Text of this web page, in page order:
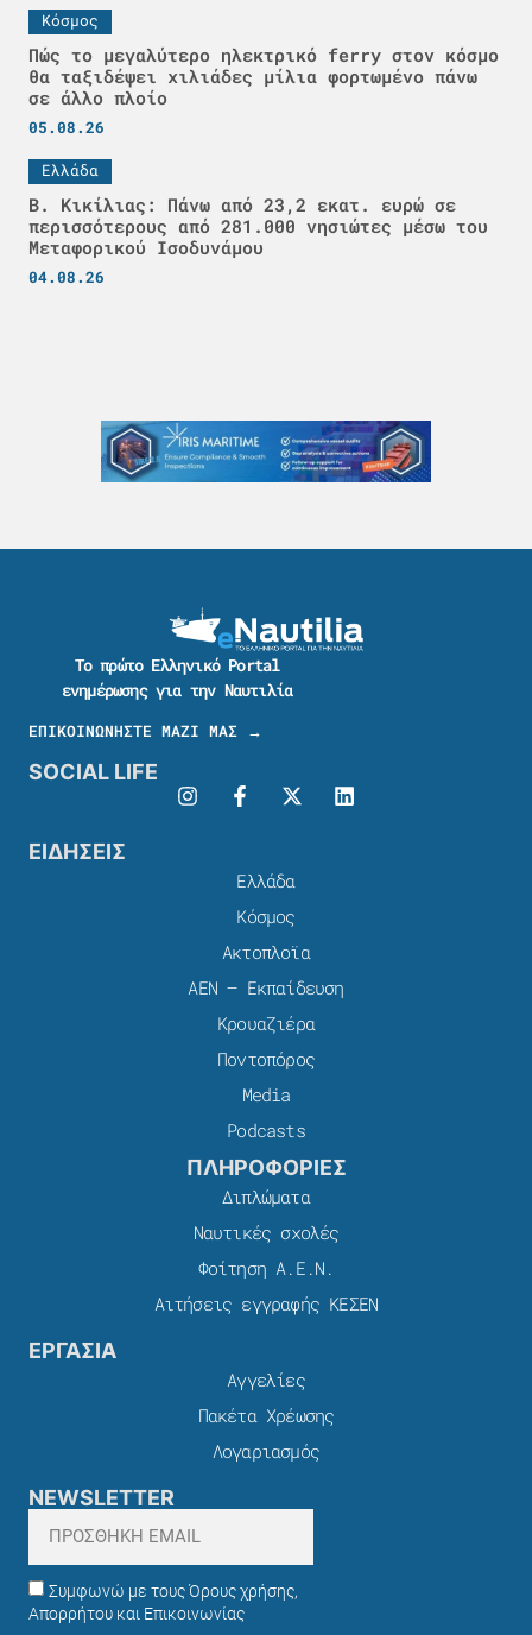
Κόσμος
Πώς το μεγαλύτερο ηλεκτρικό ferry στον κόσμο
θα ταξιδέψει χιλιάδες μίλια φορτωμένο πάνω
σε άλλο πλοίο
05.08.26
Ελλάδα
Β. Κικίλιας: Πάνω από 23,2 εκατ. ευρώ σε
περισσότερους από 281.000 νησιώτες μέσω του
Μεταφορικού Ισοδυνάμου
04.08.26
Το πρώτο Ελληνικό Portal
ενημέρωσης για την Ναυτιλία
ΕΠΙΚΟΙΝΩΝΗΣΤΕ ΜΑΖΙ ΜΑΣ →
SOCIAL LIFE
ΕΙΔΗΣΕΙΣ
Ελλάδα
Κόσμος
Ακτοπλοϊα
ΑΕΝ – Εκπαίδευση
Κρουαζιέρα
Ποντοπόρος
Media
Podcasts
ΠΛΗΡΟΦΟΡΙΕΣ
Διπλώματα
Ναυτικές σχολές
Φοίτηση Α.Ε.Ν.
Αιτήσεις εγγραφής ΚΕΣΕΝ
ΕΡΓΑΣΙΑ
Αγγελίες
Πακέτα Χρέωσης​
Λογαριασμός
NEWSLETTER
Συμφωνώ με τους Όρους χρήσης,
Απορρήτου και Επικοινωνίας